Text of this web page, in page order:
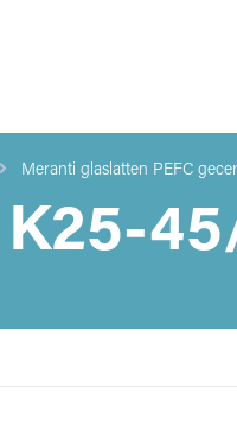
Meranti glaslatten PEFC